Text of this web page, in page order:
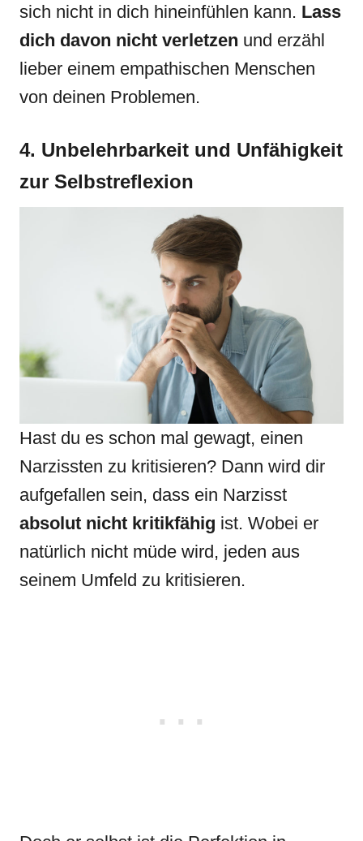
sich nicht in dich hineinfühlen kann. Lass
dich davon nicht verletzen und erzähl
lieber einem empathischen Menschen
von deinen Problemen.
4. Unbelehrbarkeit und Unfähigkeit
zur Selbstreflexion
Hast du es schon mal gewagt, einen
Narzissten zu kritisieren? Dann wird dir
aufgefallen sein, dass ein Narzisst
absolut nicht kritikfähig ist. Wobei er
natürlich nicht müde wird, jeden aus
seinem Umfeld zu kritisieren.